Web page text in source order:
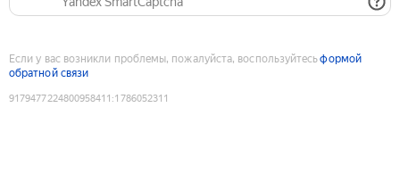
Если у вас возникли проблемы, пожалуйста, воспользуйтесьформой
обратной связи
9179477224800958411 :1786052311